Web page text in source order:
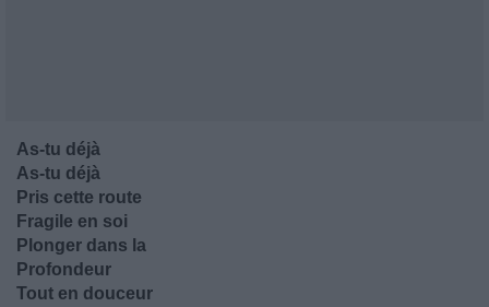
As-tu déjà
As-tu déjà
Pris cette route
Fragile en soi
Plonger dans la
Profondeur
Tout en douceur